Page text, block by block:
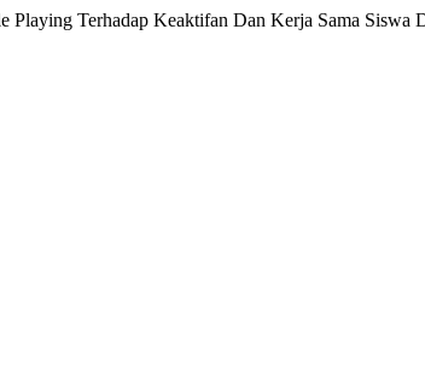
Terhadap Keaktifan Dan Kerja Sama Siswa